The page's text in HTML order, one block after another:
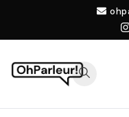
OhParleur!
sur l'actualité